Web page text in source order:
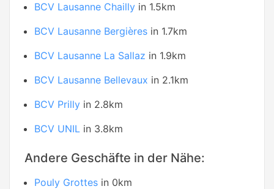
BCV Lausanne Chailly in 1.5km
BCV Lausanne Bergières in 1.7km
BCV Lausanne La Sallaz in 1.9km
BCV Lausanne Bellevaux in 2.1km
BCV Prilly in 2.8km
BCV UNIL in 3.8km
Andere Geschäfte in der Nähe:
Pouly Grottes in 0km